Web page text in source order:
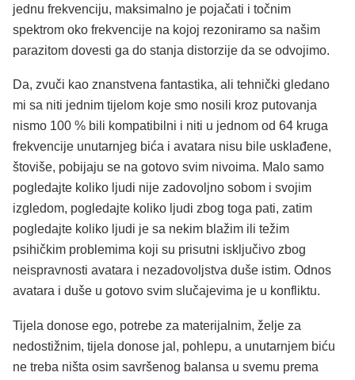
jednu frekvenciju, maksimalno je pojačati i točnim
spektrom oko frekvencije na kojoj rezoniramo sa našim
parazitom dovesti ga do stanja distorzije da se odvojimo.
Da, zvuči kao znanstvena fantastika, ali tehnički gledano
mi sa niti jednim tijelom koje smo nosili kroz putovanja
nismo 100 % bili kompatibilni i niti u jednom od 64 kruga
frekvencije unutarnjeg bića i avatara nisu bile usklađene,
štoviše, pobijaju se na gotovo svim nivoima. Malo samo
pogledajte koliko ljudi nije zadovoljno sobom i svojim
izgledom, pogledajte koliko ljudi zbog toga pati, zatim
pogledajte koliko ljudi je sa nekim blažim ili težim
psihičkim problemima koji su prisutni isključivo zbog
neispravnosti avatara i nezadovoljstva duše istim. Odnos
avatara i duše u gotovo svim slučajevima je u konfliktu.
Tijela donose ego, potrebe za materijalnim, želje za
nedostižnim, tijela donose jal, pohlepu, a unutarnjem biću
ne treba ništa osim savršenog balansa u svemu prema